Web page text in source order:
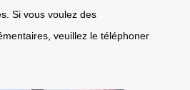
Si vous voulez des
veuillez le téléphoner